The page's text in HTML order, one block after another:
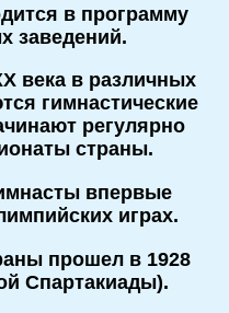
в программу
заведений.
века в различных
гимнастические
регулярно
страны.
впервые
играх.
прошел в 1928
Спартакиады).